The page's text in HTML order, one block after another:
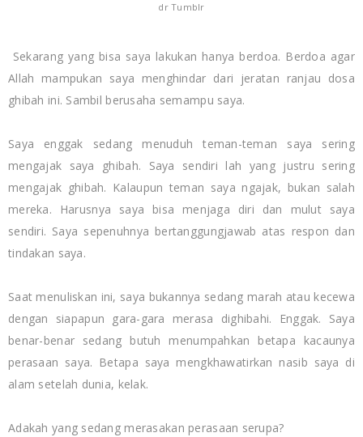
dr Tumblr
Sekarang yang bisa saya lakukan hanya berdoa. Berdoa agar
Allah mampukan saya menghindar dari jeratan ranjau dosa
ghibah ini. Sambil berusaha semampu saya.
Saya enggak sedang menuduh teman-teman saya sering
mengajak saya ghibah. Saya sendiri lah yang justru sering
mengajak ghibah. Kalaupun teman saya ngajak, bukan salah
mereka. Harusnya saya bisa menjaga diri dan mulut saya
sendiri. Saya sepenuhnya bertanggungjawab atas respon dan
tindakan saya.
Saat menuliskan ini, saya bukannya sedang marah atau kecewa
dengan siapapun gara-gara merasa dighibahi. Enggak. Saya
benar-benar sedang butuh menumpahkan betapa kacaunya
perasaan saya. Betapa saya mengkhawatirkan nasib saya di
alam setelah dunia, kelak.
Adakah yang sedang merasakan perasaan serupa?